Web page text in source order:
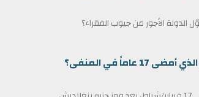
الدولة الأجور من جيوب الفقراء؟
في المنفى؟